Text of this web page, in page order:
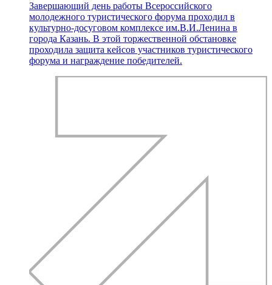
Завершающий день работы Всероссийского
молодежного туристического форума проходил в
культурно-досуговом комплексе им.В.И.Ленина в
города Казань. В этой торжественной обстановке
проходила защита кейсов участников туристического
форума и награждение победителей.